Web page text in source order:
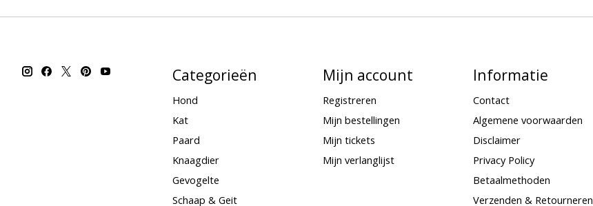
Categorieën
Hond
Kat
Paard
Knaagdier
Gevogelte
Schaap & Geit
Mijn account
Registreren
Mijn bestellingen
Mijn tickets
Mijn verlanglijst
Informatie
Contact
Algemene voorwaarden
Disclaimer
Privacy Policy
Betaalmethoden
Verzenden & Retourneren